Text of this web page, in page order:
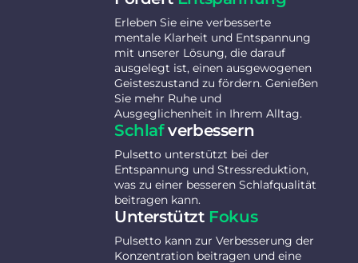
Erleben Sie eine verbesserte
mentale Klarheit und Entspannung
mit unserer Lösung, die darauf
ausgelegt ist, einen ausgewogenen
Geisteszustand zu fördern. Genießen
Sie mehr Ruhe und
Ausgeglichenheit in Ihrem Alltag.
Schlafverbessern
Pulsetto unterstützt bei der
Entspannung und Stressreduktion,
was zu einer besseren Schlafqualität
beitragen kann.
Unterstützt Fokus
Pulsetto kann zur Verbesserung der
Konzentration beitragen und eine